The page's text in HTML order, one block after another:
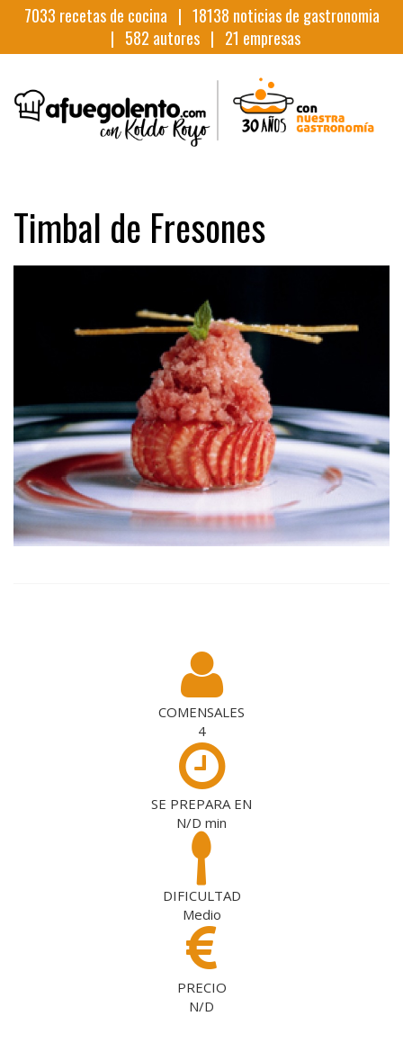
7033 recetas de cocina | 18138 noticias de gastronomia
| 582 autores | 21 empresas
Timbal de Fresones
COMENSALES
4
SE PREPARA EN
N/D min
DIFICULTAD
Medio
PRECIO
N/D